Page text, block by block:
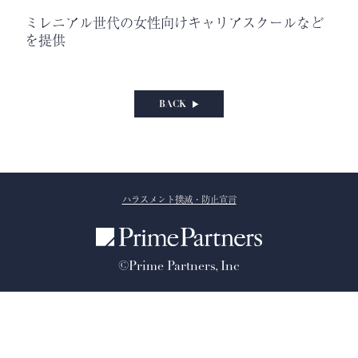
ミレニアル世代の女性向けキャリアスクールなど
を提供
BACK
ハラスメント撲滅・防止宣言
©Prime Partners, Inc